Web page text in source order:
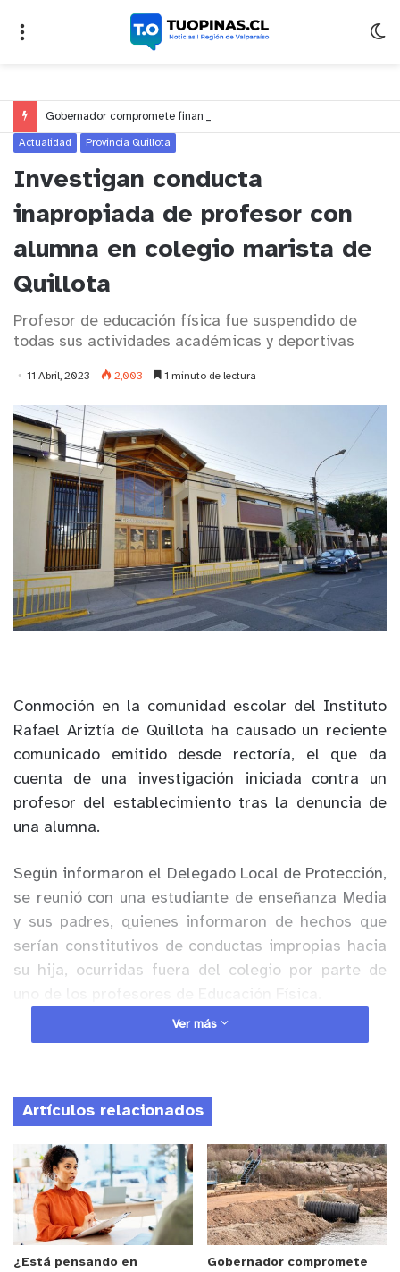
Actualidad Provincia Quillota
Investigan conducta
inapropiada de profesor con
alumna en colegio marista de
Quillota
Profesor de educación física fue suspendido de
todas sus actividades académicas y deportivas
11 Abril, 2023 2,003 1 minuto de lectura
Conmoción en la comunidad escolar del Instituto
Rafael Ariztía de Quillota ha causado un reciente
comunicado emitido desde rectoría, el que da
cuenta de una investigación iniciada contra un
profesor del establecimiento tras la denuncia de
una alumna.
Según informaron el Delegado Local de Protección,
se reunió con una estudiante de enseñanza Media
y sus padres, quienes informaron de hechos que
serían constitutivos de conductas impropias hacia
su hija, ocurridas fuera del colegio por parte de
Anuncio Patrocinado
correspondiente se tomaron las siguientes
medidas:
• Se citó al profesor, informándole de los hechos
relatados por la alumna y su familia, y se le
comunicó que -de acuerdo a las regulaciones y
normas institucionales vigentes- se le suspendía
de todas sus funciones académicas y deportivas,
Ver más
Artículos relacionados
¿Está pensando en
Gobernador compromete